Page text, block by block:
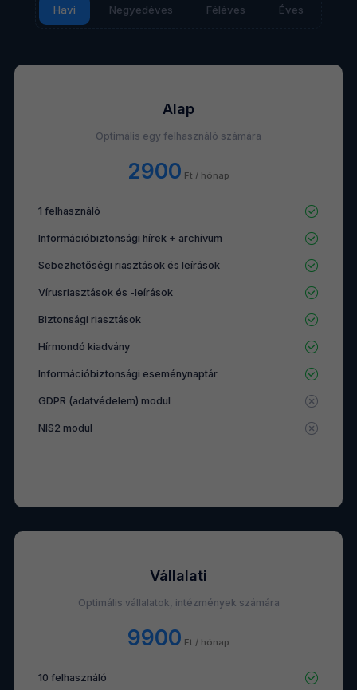
Havi Negyedéves Féléves Éves
Alap
Optimális egy felhasználó számára
2900 Ft / hónap
1 felhasználó
Információbiztonsági hírek + archívum
Sebezhetőségi riasztások és leírások
Vírusriasztások és -leírások
Biztonsági riasztások
Hírmondó kiadvány
Információbiztonsági eseménynaptár
GDPR (adatvédelem) modul
NIS2 modul
Vállalati
Optimális vállalatok, intézmények számára
9900 Ft / hónap
10 felhasználó